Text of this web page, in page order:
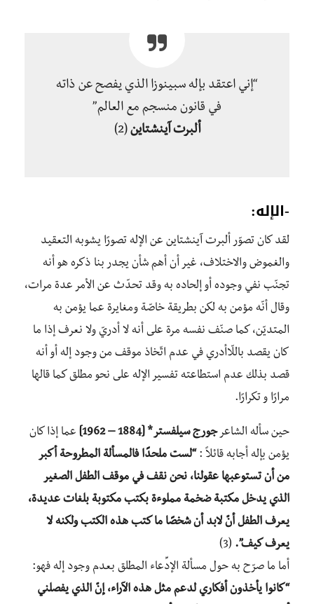
“إني اعتقد بإله سبينوزا الذي يفصح عن ذاته
في قانون منسجم مع العالم”
ألبرت آينشتاين(2)
-الإله:
لقد كان تصوّر ألبرت آينشتاين عن الإله تصورًا يشوبه التعقيد
والغموض والاختلاف، غير أن أهم شأن يجدر بنا ذكره هو أنه
تجنّب نفي وجوده أو إلحاده به وقد تحدّث عن الأمر عدة مرات،
وقال أنّه مؤمن به لكن بطريقة خاصّة ومغايرة عما يؤمن به
المتديّن، كما صنّف نفسه مرة على أنه لا أدريّ ولا نعرف إذا ما
كان يقصد باللّاأدري في عدم اتّخاذ موقف من وجود إله أو أنه
قصد بذلك عدم استطاعته تفسير الإله على نحو مطلق كما قالها
مرارًا و تكرارًا.
حين سأله الشاعرجورج سيلفستر* [1884 – 1962]
عما إذا كان
يؤمن بإله أجابه قائلاً : “لست ملحدًا فالمسألة المطروحة أكبر
من أن تستوعبها عقولنا، نحن نقف في موقف الطفل الصغير
الذي يدخل مكتبة ضخمة مملوءة بكتب مكتوبة بلغات عديدة،
يعرف الطفل أنّ لابد أن شخصًا ما كتب هذه الكتب ولكنه لا
يعرف كيف”. (3)
أما ما صرّح به حول مسألة الإدِّعاء المطلق بعدم وجود إله فهو:
“كانوا يأخذون أفكاري لدعم مثل هذه الآراء، إنّ الذي يفصلني